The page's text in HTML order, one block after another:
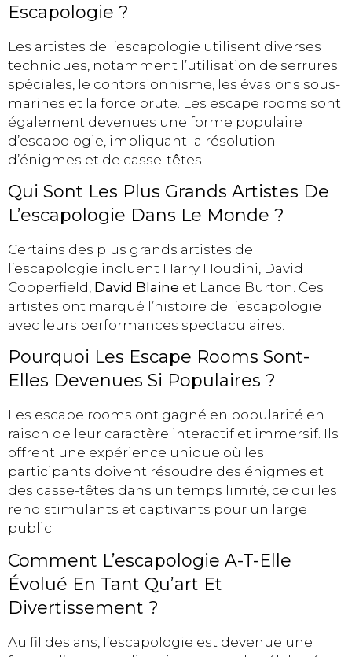
Escapologie ?
Les artistes de l’escapologie utilisent diverses
techniques, notamment l’utilisation de serrures
spéciales, le contorsionnisme, les évasions sous-
marines et la force brute. Les escape rooms sont
également devenues une forme populaire
d’escapologie, impliquant la résolution
d’énigmes et de casse-têtes.
Qui Sont Les Plus Grands Artistes De
L’escapologie Dans Le Monde ?
Certains des plus grands artistes de
l’escapologie incluent Harry Houdini, David
Copperfield, David Blaine et Lance Burton. Ces
artistes ont marqué l’histoire de l’escapologie
avec leurs performances spectaculaires.
Pourquoi Les Escape Rooms Sont-
Elles Devenues Si Populaires ?
Les escape rooms ont gagné en popularité en
raison de leur caractère interactif et immersif. Ils
offrent une expérience unique où les
participants doivent résoudre des énigmes et
des casse-têtes dans un temps limité, ce qui les
rend stimulants et captivants pour un large
public.
Comment L’escapologie A-T-Elle
Évolué En Tant Qu’art Et
Divertissement ?
Au fil des ans, l’escapologie est devenue une